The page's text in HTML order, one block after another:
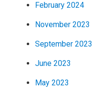
February 2024
November 2023
September 2023
June 2023
May 2023